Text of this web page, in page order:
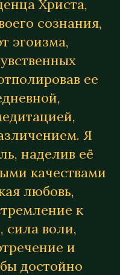
Христа,
сознания,
эгоизма,
ее
Я
наделив её
качествами
любовь,
к
сила воли,
и
достойно